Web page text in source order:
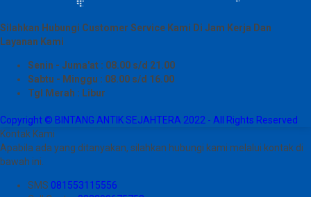
Silahkan Hubungi Customer Service Kami Di Jam Kerja Dan
Layanan Kami
Senin - Juma'at : 08.00 s/d 21.00
Sabtu - Minggu : 08.00 s/d 16.00
Tgl Merah : Libur
Copyright © BINTANG ANTIK SEJAHTERA 2022 - All Rights Reserved
Kontak Kami
Apabila ada yang ditanyakan, silahkan hubungi kami melalui kontak di
bawah ini.
SMS 081553115556